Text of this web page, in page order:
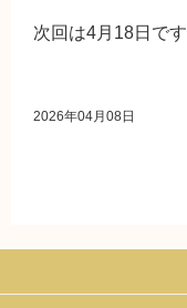
次回は4月18日です
2026年04月08日